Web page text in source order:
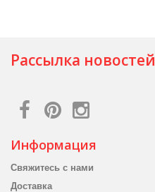
Рассылка новостей
Информация
Свяжитесь с нами
Доставка